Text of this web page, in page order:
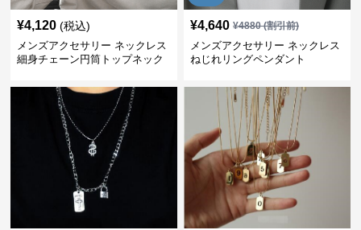
¥4,120 (税込)
メンズアクセサリー ネックレス
細身チェーン円筒トップネック
¥4,640 ¥4880(割引前)
メンズアクセサリー ネックレス
ねじれリングペンダント